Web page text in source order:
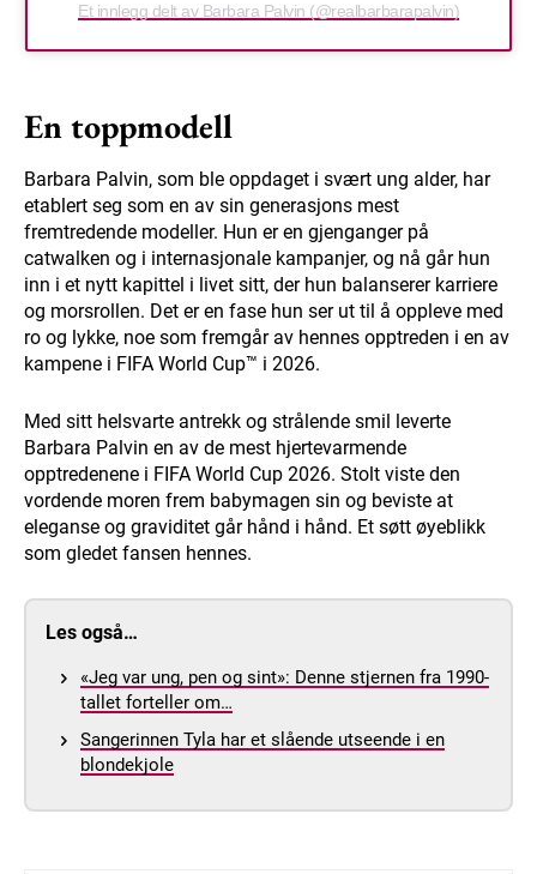
Et innlegg delt av Barbara Palvin (@realbarbarapalvin)
En toppmodell
Barbara Palvin, som ble oppdaget i svært ung alder, har
etablert seg som en av sin generasjons mest
fremtredende modeller. Hun er en gjenganger på
catwalken og i internasjonale kampanjer, og nå går hun
inn i et nytt kapittel i livet sitt, der hun balanserer karriere
og morsrollen. Det er en fase hun ser ut til å oppleve med
ro og lykke, noe som fremgår av hennes opptreden i en av
kampene i FIFA World Cup™ i 2026.
Med sitt helsvarte antrekk og strålende smil leverte
Barbara Palvin en av de mest hjertevarmende
opptredenene i FIFA World Cup 2026. Stolt viste den
vordende moren frem babymagen sin og beviste at
eleganse og graviditet går hånd i hånd. Et søtt øyeblikk
som gledet fansen hennes.
Les også…
«Jeg var ung, pen og sint»: Denne stjernen fra 1990-
tallet forteller om…
Sangerinnen Tyla har et slående utseende i en
blondekjole